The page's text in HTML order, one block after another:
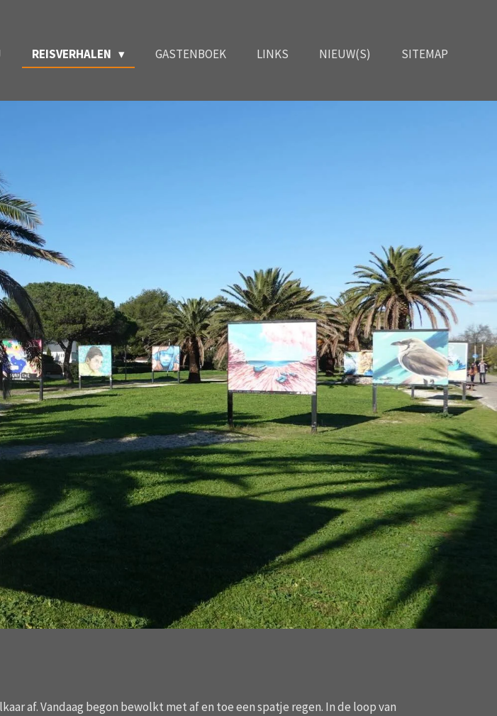
REISVERHALEN GASTENBOEK LINKS NIEUW(S) SITEMAP
af. Vandaag begon bewolkt met af en toe een spatje regen. In de loop van